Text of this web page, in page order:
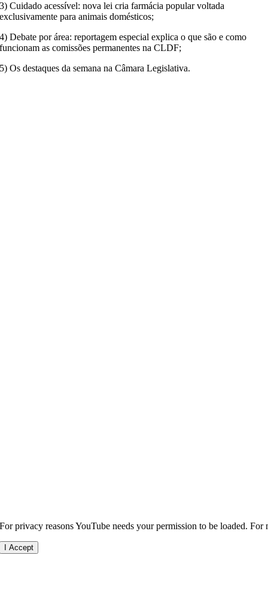
3) Cuidado acessível: nova lei cria farmácia popular voltada
exclusivamente para animais domésticos;
4) Debate por área: reportagem especial explica o que são e como
funcionam as comissões permanentes na CLDF;
5) Os destaques da semana na Câmara Legislativa.
For privacy reasons YouTube needs your permission to be loaded. For
I Accept